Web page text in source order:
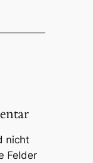
nicht
Felder